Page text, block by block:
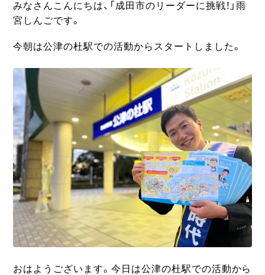
みなさんこんにちは、「成田市のリーダーに挑戦！」雨
宮しんごです。
今朝は公津の杜駅での活動からスタートしました。
おはようございます。今日は公津の杜駅での活動から